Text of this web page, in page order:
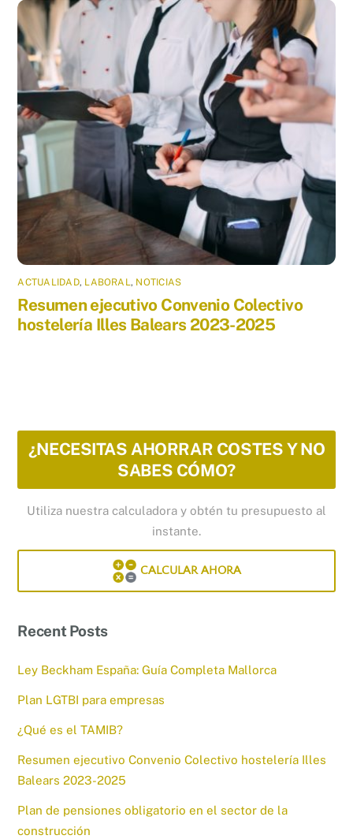
ACTUALIDAD, LABORAL, NOTICIAS
Resumen ejecutivo Convenio Colectivo
hostelería Illes Balears 2023-2025
¿NECESITAS AHORRAR COSTES Y NO
SABES CÓMO?
Utiliza nuestra calculadora y obtén tu presupuesto al
instante.
CALCULAR AHORA
Recent Posts
Ley Beckham España: Guía Completa Mallorca
Plan LGTBI para empresas
¿Qué es el TAMIB?
Resumen ejecutivo Convenio Colectivo hostelería Illes
Balears 2023-2025
Plan de pensiones obligatorio en el sector de la
construcción